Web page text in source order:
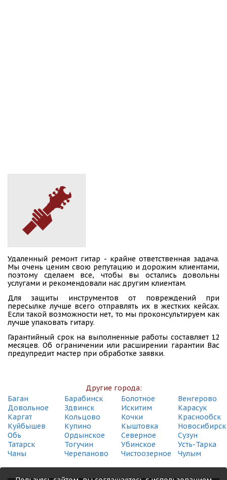
Удаленный ремонт гитар - крайне ответственная задача.
Мы очень ценим свою репутацию и дорожим клиентами,
поэтому сделаем все, чтобы вы остались довольны
услугами и рекомендовали нас другим клиентам.
Для защиты инструментов от повреждений при
пересылке лучше всего отправлять их в жестких кейсах.
Если такой возможности нет, то мы проконсультируем как
лучше упаковать гитару.
Гарантийный срок на выполненные работы составляет 12
месяцев. Об ограничении или расширении гарантии Вас
предупредит мастер при обработке заявки.
Другие города:
Баган
Барабинск Болотное
Венгерово
Довольное
Здвинск Искитим
Карасук
Каргат
Кольцово Кочки
Краснообск
Куйбышев
Купино Кыштовка
Новосибирск
Обь
Ордынское Северное
Сузун
Татарск
Тогучин Убинское
Усть-Тарка
Чаны
Черепаново Чистоозерное Чулым